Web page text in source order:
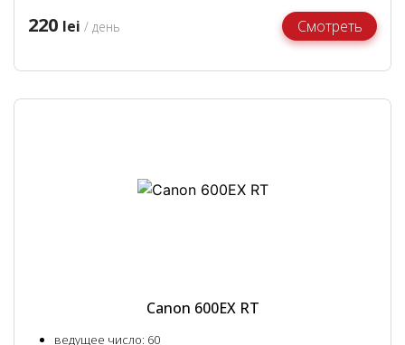
220 lei / день Смотреть
Canon 600EX RT
ведущее число: 60